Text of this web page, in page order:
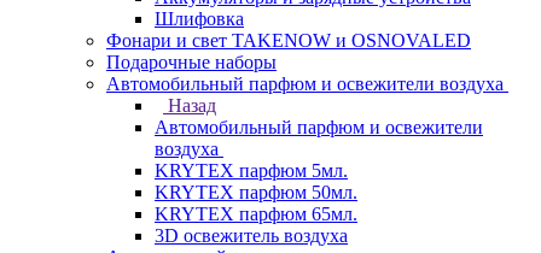
Шлифовка
Фонари и свет TAKENOW и OSNOVALED
Подарочные наборы
Автомобильный парфюм и освежители воздуха
Назад
Автомобильный парфюм и освежители
воздуха
KRYTEX парфюм 5мл.
KRYTEX парфюм 50мл.
KRYTEX парфюм 65мл.
3D освежитель воздуха